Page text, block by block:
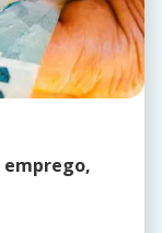
emprego,